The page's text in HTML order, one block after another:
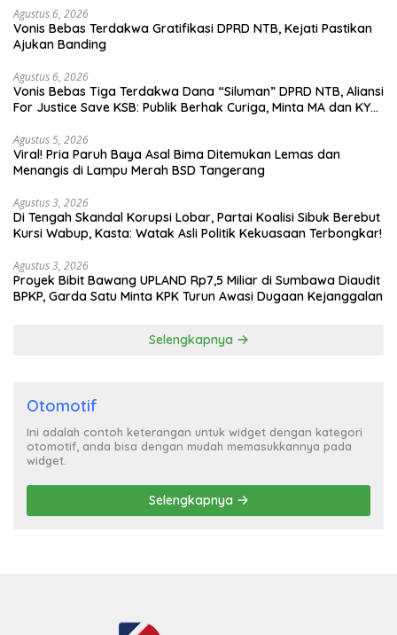
Agustus 6, 2026
Vonis Bebas Terdakwa Gratifikasi DPRD NTB, Kejati Pastikan
Ajukan Banding
Agustus 6, 2026
Vonis Bebas Tiga Terdakwa Dana “Siluman” DPRD NTB, Aliansi
For Justice Save KSB: Publik Berhak Curiga, Minta MA dan KY
Agustus 5, 2026
Viral! Pria Paruh Baya Asal Bima Ditemukan Lemas dan
Menangis di Lampu Merah BSD Tangerang
Agustus 3, 2026
Di Tengah Skandal Korupsi Lobar, Partai Koalisi Sibuk Berebut
Kursi Wabup, Kasta: Watak Asli Politik Kekuasaan Terbongkar!
Agustus 3, 2026
Proyek Bibit Bawang UPLAND Rp7,5 Miliar di Sumbawa Diaudit
BPKP, Garda Satu Minta KPK Turun Awasi Dugaan Kejanggalan
Selengkapnya
Otomotif
Ini adalah contoh keterangan untuk widget dengan kategori
otomotif, anda bisa dengan mudah memasukkannya pada
widget.
Selengkapnya